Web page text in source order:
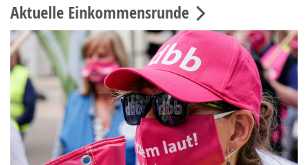
Aktuelle Einkommensrunde